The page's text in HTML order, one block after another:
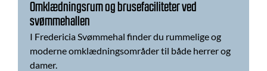
Omklædningsrum og brusefaciliteter ved
svømmehallen
I Fredericia Svømmehal finder du rummelige og
moderne omklædningsområder til både herrer og
damer.